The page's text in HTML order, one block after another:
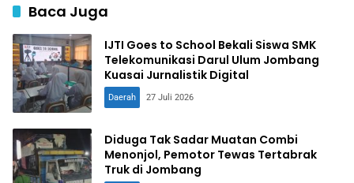
Baca Juga
IJTI Goes to School Bekali Siswa SMK
Telekomunikasi Darul Ulum Jombang
Kuasai Jurnalistik Digital
Daerah 27 Juli 2026
Diduga Tak Sadar Muatan Combi
Menonjol, Pemotor Tewas Tertabrak
Truk di Jombang